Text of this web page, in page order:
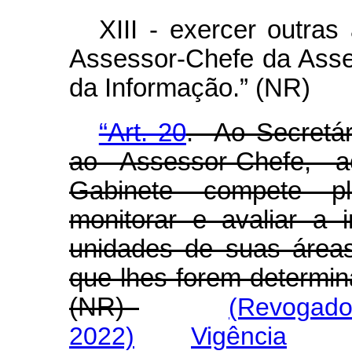
XIII - exercer outras
Assessor-Chefe da
da Informação.” (NR)
“Art. 20. Ao
ao Assessor-Chefe,
Gabinete compete
monitorar e avaliar a
unidades de suas
que lhes forem
(NR)
2022)
Vigência